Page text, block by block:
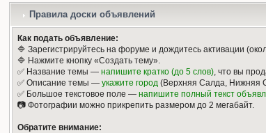
Правила доски объявлений
Как подать объявление:
🔷 Зарегистрируйтесь на форуме и дождитесь активации
🔷 Нажмите кнопку «Создать тему».
✅ Название темы —напишите кратко (до 5 слов), что вы
✅ Описание темы —укажите город (Верхняя Салда, Нижняя
✅ Большое текстовое поле —напишите полный текст
📷 Фотографии можно прикрепить размером до 2 мегабайт.
Обратите внимание: